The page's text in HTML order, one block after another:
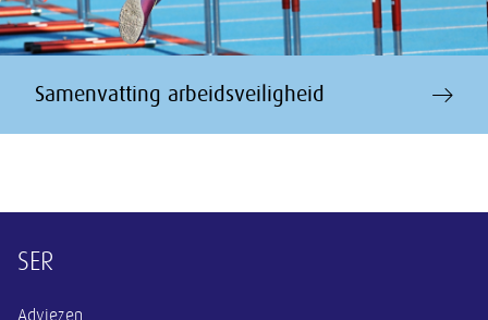
Samenvatting arbeidsveiligheid
Overige informatie
SER
Adviezen